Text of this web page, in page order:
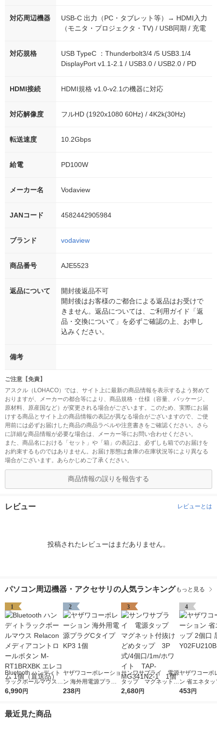
対応周辺機器
USB-C 出力（PC・タブレット等）→ HDMI入力
（モニタ・プロジェクタ・TV) / USB同期 / 充電
対応規格
USB TypeC ：Thunderbolt3/4 /5 USB3.1/4
DisplayPort v1.1-2.1 / USB3.0 / USB2.0 / PD
HDMI接続 HDMI規格 v1.0-v2.1の機器に対応
対応解像度 フルHD (1920x1080 60Hz) / 4K2k(30Hz)
転送速度 10.2Gbps
給電 PD100W
メーカー名 Vodaview
JANコード 4582442905984
ブランド vodaview
商品番号 AJE5523
返品について
開封後返品不可
開封後はお客様のご都合による返品はお受けで
きません。返品については、ご利用ガイド「返
品・交換について」を必ずご確認の上、お申し
込みください。
備考
ご注意【免責】
アスクル（LOHACO）では、サイト上に最新の商品情報を表示するよう努めて
おりますが、メーカーの都合等により、商品規格・仕様（容量、パッケージ、
原材料、原産国など）が変更される場合がございます。このため、実際にお届
けする商品とサイト上の商品情報の表記が異なる場合がございますので、ご使
用前には必ずお届けした商品の商品ラベルや注意書きをご確認ください。さら
に詳細な商品情報が必要な場合は、メーカー等にお問い合わせください。
また、商品名における「セット」や「箱」の表記は、必ずしも箱でのお届けを
お約束するものではありません。お届け形態は倉庫の在庫状況等により異なる
場合がございます。あらかじめご了承ください。
商品情報の誤りを報告する
レビュー レビューとは
投稿されたレビューはまだありません。
パソコン周辺機器・アクセサリの人気ランキング もっと見る
1
Bluetooth ハンディト
ラックボールマウス R
elacon メディアコン
個（直送品）
6,990円
2
ヤザワコーポレーショ
ン 海外用電源プラグC
タイプ KP3 1個
238円
3
サンワサプライ 電源
タップ マグネット付
抜けどめタップ 3P
2,680円
4
ヤザワコーポ
ン 省エネタ
口 黒
453円
最近見た商品